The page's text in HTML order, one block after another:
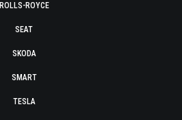
ROLLS-ROYCE
SEAT
SKODA
SMART
TESLA